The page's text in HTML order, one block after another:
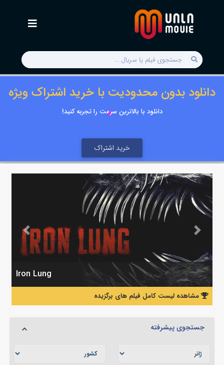
دانلود بدون محدودیت با خرید اشتراک ویژه
دانلود با بالاترین سرعت را تجربه کنید!
خرید اشتراک
Iron Lung
Previous Next
مشاهده لیست کامل فیلم های برگزیده
جستجوی پیشرفته